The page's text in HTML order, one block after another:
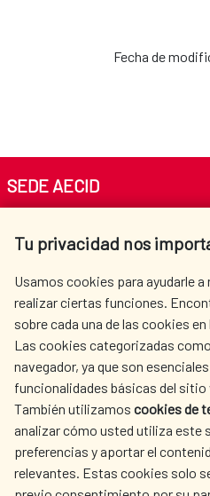
Fecha de
Tu privacidad nos
Usamos cookies para ayudarle
realizar ciertas funciones.
sobre cada una de las cookies
Las cookies categorizadas como
navegador, ya que son
funcionalidades básicas del sitio
También utilizamos cookies de
analizar cómo usted utiliza este
preferencias y aportar el
relevantes. Estas cookies solo
SEDE AECID
Tel. +34 900 20 30 54​​​​​​​
AECID
L'ACTION HUMANITAIRE
ESPAGNOLE
CULTURE ET SCIENCE